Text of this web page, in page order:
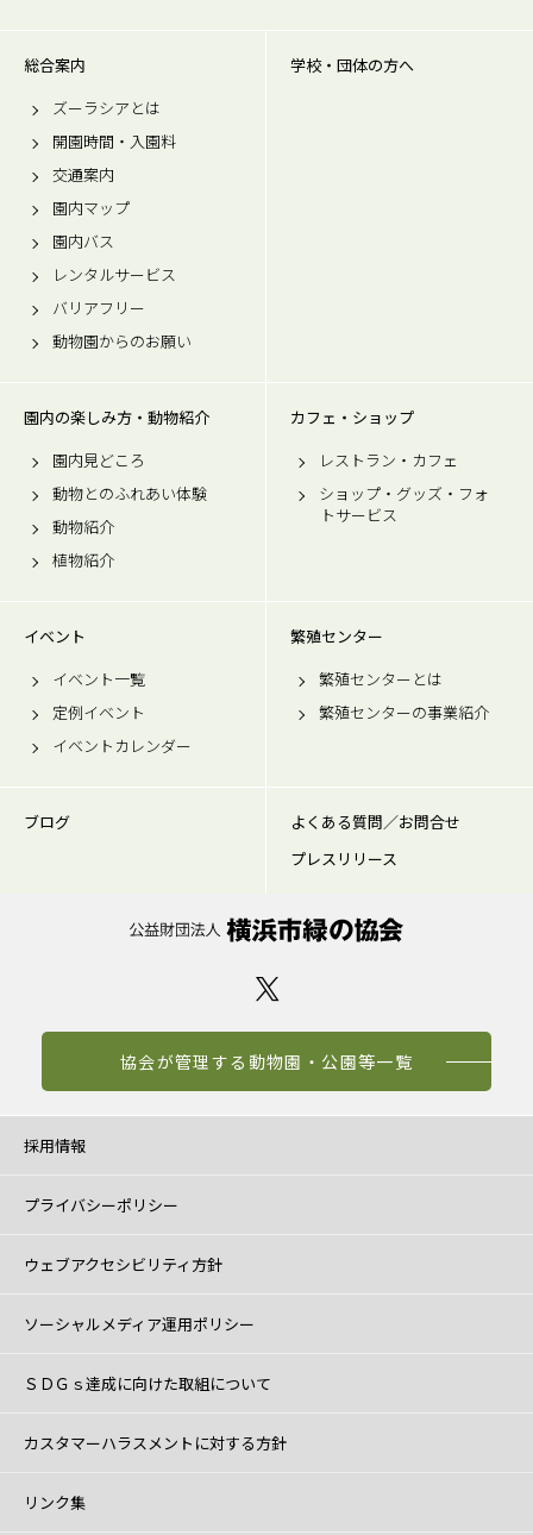
総合案内
ズーラシアとは
開園時間・入園料
交通案内
園内マップ
園内バス
レンタルサービス
バリアフリー
動物園からのお願い
学校・団体の方へ
園内の楽しみ方・動物紹介
園内見どころ
動物とのふれあい体験
動物紹介
植物紹介
カフェ・ショップ
レストラン・カフェ
ショップ・グッズ・フォ
トサービス
イベント
イベント一覧
定例イベント
イベントカレンダー
繁殖センター
繁殖センターとは
繁殖センターの事業紹介
ブログ
よくある質問／お問合せ
プレスリリース
協会が管理する動物園・公園等一覧
採用情報
プライバシーポリシー
ウェブアクセシビリティ方針
ソーシャルメディア運用ポリシー
ＳＤＧｓ達成に向けた取組について
カスタマーハラスメントに対する方針
リンク集